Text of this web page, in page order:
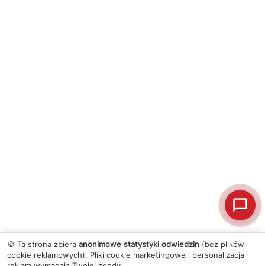
🍪 Ta strona zbiera anonimowe statystyki odwiedzin (bez plików
cookie reklamowych). Pliki cookie marketingowe i personalizacja